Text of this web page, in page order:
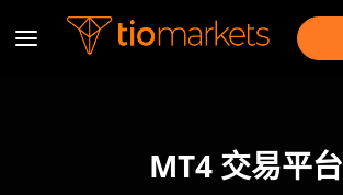
MT4 交易平台